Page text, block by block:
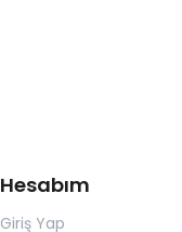
Hesabım
Giriş Yap